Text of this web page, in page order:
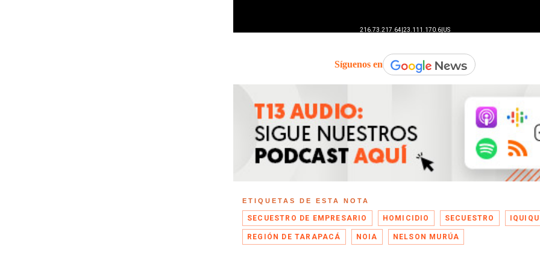
Síguenos en
ETIQUETAS DE ESTA NOTA
SECUESTRO DE EMPRESARIO HOMICIDIO SECUESTRO
REGIÓN DE TARAPACÁ NOIA NELSON MURÚA